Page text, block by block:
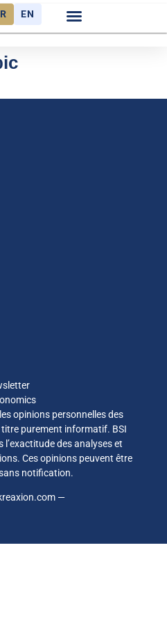
EN
opinions personnelles des
purement informatif. BSI
des analyses et
Ces opinions peuvent être
notification.
—